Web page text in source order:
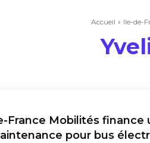
Accueil Ile-de-
France Mobilités finance
pour bus